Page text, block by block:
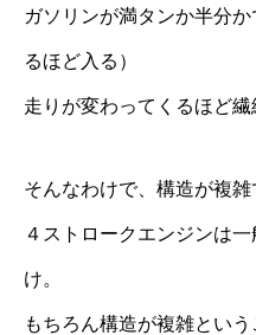
ガソリンが満タンか半分
るほど入る）
走りが変わってくるほど繊
そんなわけで、構造が複
４ストロークエンジンは
け。
もちろん構造が複雑とい